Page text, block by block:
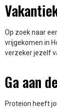
Op zoek naar
vrijgekomen in
verzeker jezelf
Ga aan
Proteion heeft